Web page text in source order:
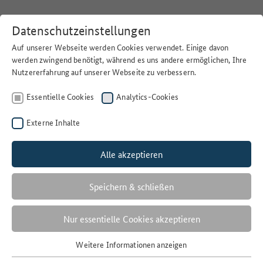
Filter
KOHLENSTOFFVORRAT
1 Ergebnisse
Anzahl der Ergebnisse:
Datenschutzeinstellungen
Auf unserer Webseite werden Cookies verwendet. Einige davon
werden zwingend benötigt, während es uns andere ermöglichen, Ihre
Nutzererfahrung auf unserer Webseite zu verbessern.
Essentielle Cookies Analytics-Cookies
Externe Inhalte
Alle akzeptieren
Speichern & schließen
Nur essentielle Cookies akzeptieren
Essentielle Cookies
Weitere Informationen anzeigen